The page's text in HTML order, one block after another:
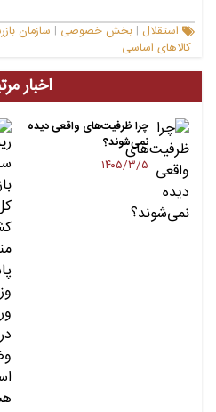
استقلال | بخش خصوصی | سازمان
کالاهای اساسی
اخبار
چرا ظرفیت‌های واقعی دیده
نمی‌شوند؟
۱۴۰۵/۳/۵